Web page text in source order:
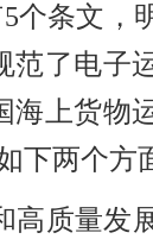
5个条文，
范了电子
海上货物
下两个方
高质量发